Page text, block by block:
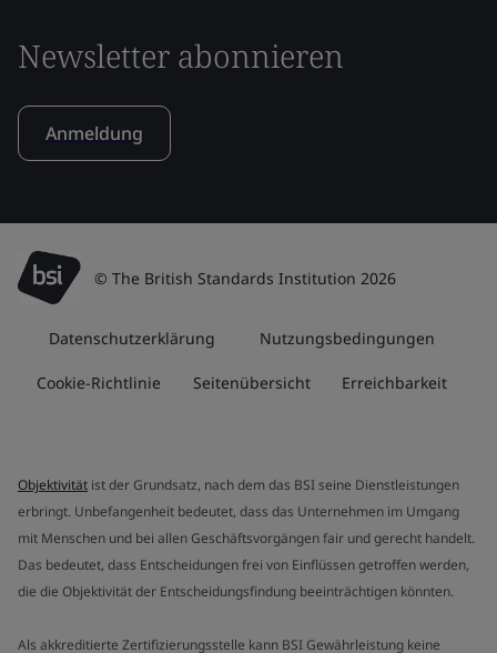
Newsletter abonnieren
Anmeldung
© The British Standards Institution 2026
Datenschutzerklärung Nutzungsbedingungen
Cookie-Richtlinie Seitenübersicht Erreichbarkeit
Objektivität ist der Grundsatz, nach dem das BSI seine Dienstleistungen
erbringt. Unbefangenheit bedeutet, dass das Unternehmen im Umgang
mit Menschen und bei allen Geschäftsvorgängen fair und gerecht handelt.
Das bedeutet, dass Entscheidungen frei von Einflüssen getroffen werden,
die die Objektivität der Entscheidungsfindung beeinträchtigen könnten.
Als akkreditierte Zertifizierungsstelle kann BSI Gewährleistung keine